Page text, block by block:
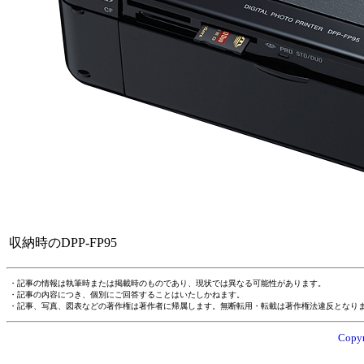
収納時のDPP-FP95
・記事の情報は執筆時または掲載時のものであり、現状では異なる可能性があります。
・記事の内容につき、個別にご回答することはいたしかねます。
・記事、写真、図表などの著作権は著作者に帰属します。無断転用・転載は著作権法違反とな